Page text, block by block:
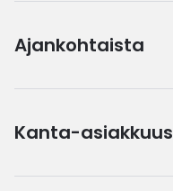
Ajankohtaista
Kanta-asiakkuus